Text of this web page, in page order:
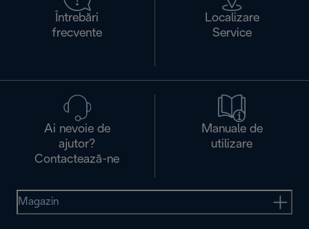
Întrebări
frecvente
Localizare
Service
Ai nevoie de
ajutor?
Contactează-ne
Manuale de
utilizare
Magazin